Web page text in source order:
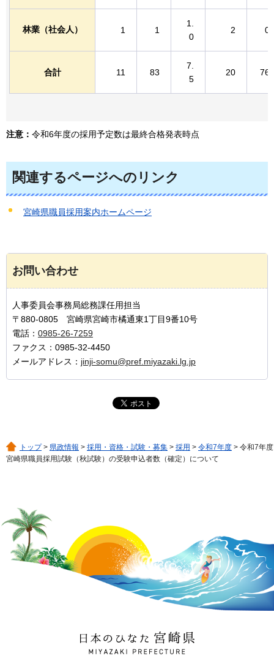
林業（社会人） 1 1
1.
0
2 0
合計 11 83
7.
5
20 76
注意： 令和6年度の採用予定数は最終合格発表時点
関連するページへのリンク
宮崎県職員採用案内ホームページ
お問い合わせ
人事委員会事務局総務課任用担当
〒880-0805 宮崎県宮崎市橘通東1丁目9番10号
電話： 0985-26-7259
ファクス：0985-32-4450
メールアドレス： jinji-somu@pref.miyazaki.lg.jp
トップ> 県政情報 > 採用・資格・試験・募集 > 採用 > 令和7年度 > 令和7年度
宮崎県職員採用試験（秋試験）の受験申込者数（確定）について
日本のひなた 宮崎県
MIYAZAKI PREFECTURE